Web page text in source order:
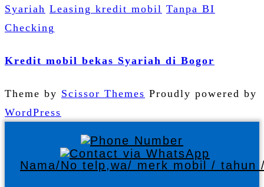
Syariah Leasing kredit mobil Tanpa BI
Checking
Kredit mobil bekas Syariah di Bogor
Theme by Scissor Themes Proudly powered by
WordPress
Nama/No telp,wa/ merk mobil / tahun